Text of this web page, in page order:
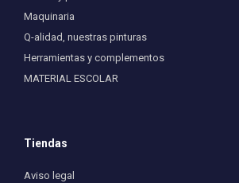
Maquinaria
Q-alidad, nuestras pinturas
Herramientas y complementos
MATERIAL ESCOLAR
Tiendas
Aviso legal